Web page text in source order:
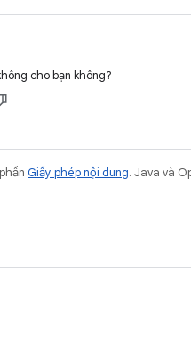
cho bạn không?
Giấy phép nội dung. Java và